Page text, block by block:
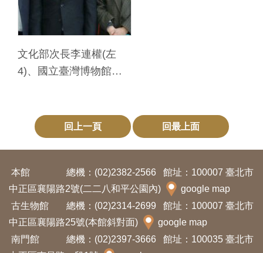
友
善
施
覽
En
glis
h
日
本
文化部次長李連權(左
4)、國立臺灣博物館洪
回上一頁 回最上面
本館 總機：(02)2382-2566
館址：100007 臺北市
中正區襄陽路2號(二二八和平公園內)
google map
古生物館
總機：(02)2314-2699
館址：100007 臺北市
中正區襄陽路25號(本館斜對面)
google map
南門館
總機：(02)2397-3666
館址：100035 臺北市